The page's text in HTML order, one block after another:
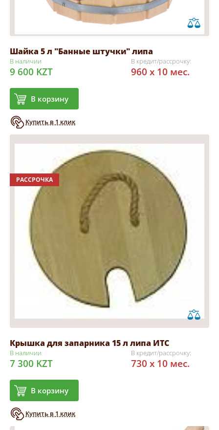
Шайка 5 л "Банные штучки" липа
В наличии
9 600 KZT
В корзину
Купить в 1 клик
В кредит/рассрочку:
960 x 10 мес.
РАССРОЧКА
Крышка для запарника 15 л липа ИТС
В наличии
7 300 KZT
В корзину
Купить в 1 клик
В кредит/рассрочку:
730 x 10 мес.